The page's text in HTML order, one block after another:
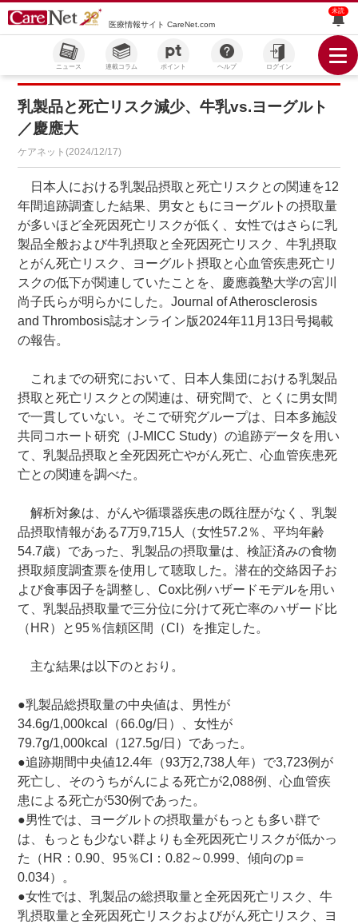
医療情報サイト CareNet.com
未読
ニュース 連載コラム ポイント ヘルプ ログイン
乳製品と死亡リスク減少、牛乳vs.ヨーグルト
／慶應大
ケアネット(2024/12/17)
日本人における乳製品摂取と死亡リスクとの関連を12
年間追跡調査した結果、男女ともにヨーグルトの摂取量
が多いほど全死因死亡リスクが低く、女性ではさらに乳
製品全般および牛乳摂取と全死因死亡リスク、牛乳摂取
とがん死亡リスク、ヨーグルト摂取と心血管疾患死亡リ
スクの低下が関連していたことを、慶應義塾大学の宮川
尚子氏らが明らかにした。Journal of Atherosclerosis
and Thrombosis誌オンライン版2024年11月13日号掲載
の報告。
これまでの研究において、日本人集団における乳製品
摂取と死亡リスクとの関連は、研究間で、とくに男女間
で一貫していない。そこで研究グループは、日本多施設
共同コホート研究（J-MICC Study）の追跡データを用い
て、乳製品摂取と全死因死亡やがん死亡、心血管疾患死
亡との関連を調べた。
解析対象は、がんや循環器疾患の既往歴がなく、乳製
品摂取情報がある7万9,715人（女性57.2％、平均年齢
54.7歳）であった、乳製品の摂取量は、検証済みの食物
摂取頻度調査票を使用して聴取した。潜在的交絡因子お
よび食事因子を調整し、Cox比例ハザードモデルを用い
て、乳製品摂取量で三分位に分けて死亡率のハザード比
（HR）と95％信頼区間（CI）を推定した。
主な結果は以下のとおり。
●乳製品総摂取量の中央値は、男性が
34.6g/1,000kcal（66.0g/日）、女性が
79.7g/1,000kcal（127.5g/日）であった。
●追跡期間中央値12.4年（93万2,738人年）で3,723例が
死亡し、そのうちがんによる死亡が2,088例、心血管疾
患による死亡が530例であった。
●男性では、ヨーグルトの摂取量がもっとも多い群で
は、もっとも少ない群よりも全死因死亡リスクが低かっ
た（HR：0.90、95％CI：0.82～0.999、傾向のp＝
0.034）。
●女性では、乳製品の総摂取量と全死因死亡リスク、牛
乳摂取量と全死因死亡リスクおよびがん死亡リスク、ヨ